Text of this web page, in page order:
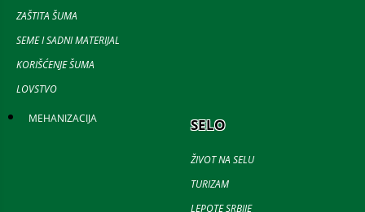
ZAŠTITA ŠUMA
SEME I SADNI MATERIJAL
KORIŠĆENJE ŠUMA
LOVSTVO
MEHANIZACIJA SELO
ŽIVOT NA SELU
TURIZAM
LEPOTE SRBIJE